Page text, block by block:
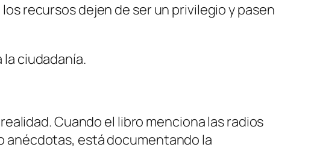
recursos dejen de ser un privilegio y pasen
ciudadanía.
Cuando el libro menciona las radios
anécdotas, está documentando la